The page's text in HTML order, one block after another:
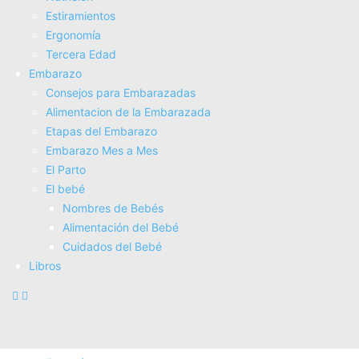
Estiramientos
Ergonomí­a
Tercera Edad
Embarazo
Consejos para Embarazadas
Alimentacion de la Embarazada
Etapas del Embarazo
Embarazo Mes a Mes
El Parto
El bebé
Nombres de Bebés
Alimentación del Bebé
Cuidados del Bebé
Libros
Fisioterapia
Electroterapia
Tratamientos
Masajes
SUPERALIMENTOS
Salud
Consejos sobre salud
Actividad Fí­sica
Nutrición
Estiramientos
Ergonomí­a
Tercera Edad
Embarazo
Consejos para Embarazadas